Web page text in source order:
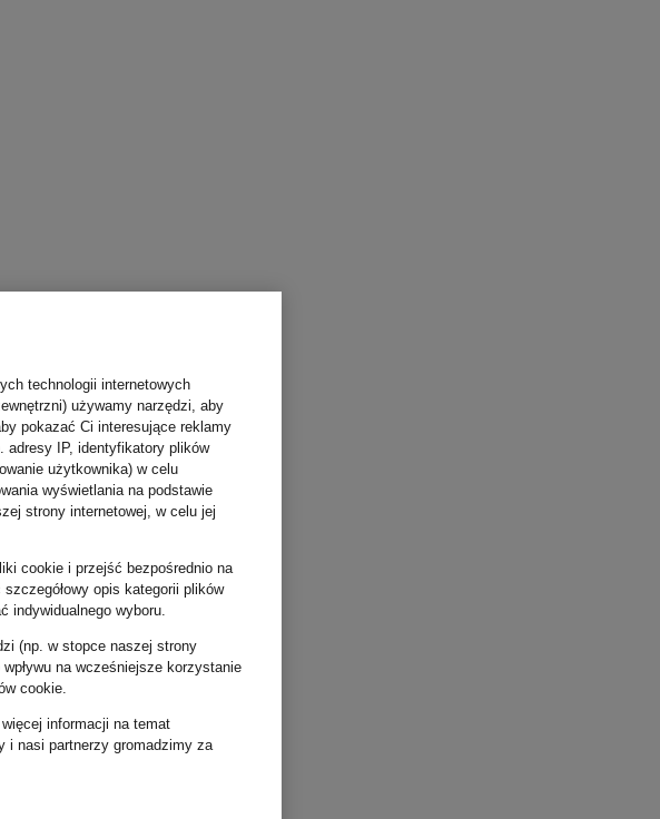
technologii internetowych
używamy narzędzi, aby
pokazać Ci interesujące reklamy
adresy IP, identyfikatory plików
użytkownika) w celu
wyświetlania na podstawie
strony internetowej, w celu jej
cookie i przejść bezpośrednio na
opis kategorii plików
indywidualnego wyboru.
(np. w stopce naszej strony
na wcześniejsze korzystanie
cookie.
informacji na temat
i nasi partnerzy gromadzimy za